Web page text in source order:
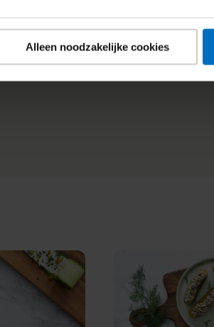
Alleen noodzakelijke cookies